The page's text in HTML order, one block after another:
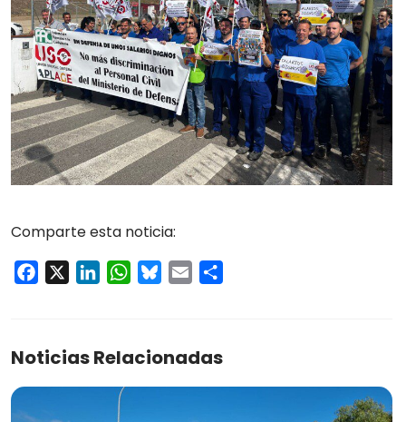
Comparte esta noticia:
Facebook LinkedInWhatsApp
Bluesky
Email
Noticias Relacionadas